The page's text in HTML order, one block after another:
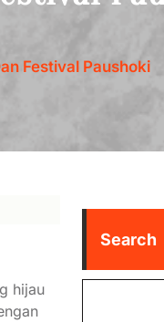
Festival Paushoki
hijau
Search